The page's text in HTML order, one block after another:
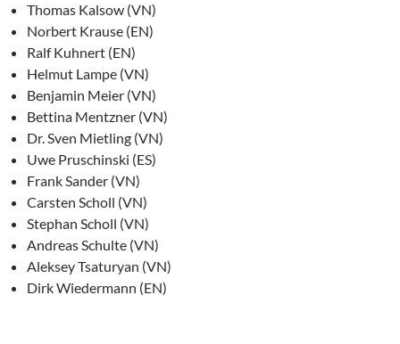
Thomas Kalsow (VN)
Norbert Krause (EN)
Ralf Kuhnert (EN)
Helmut Lampe (VN)
Benjamin Meier (VN)
Bettina Mentzner (VN)
Dr. Sven Mietling (VN)
Uwe Pruschinski (ES)
Frank Sander (VN)
Carsten Scholl (VN)
Stephan Scholl (VN)
Andreas Schulte (VN)
Aleksey Tsaturyan (VN)
Dirk Wiedermann (EN)